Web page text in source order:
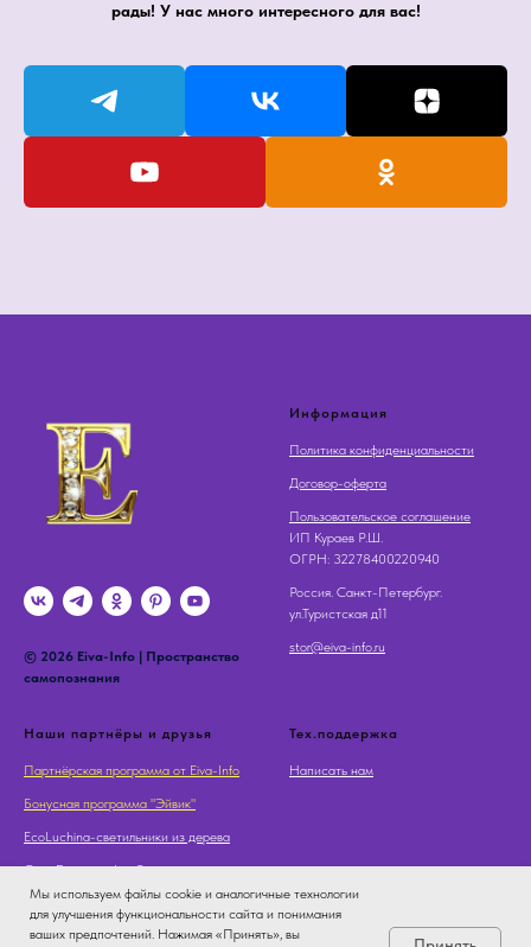
рады! У нас много интересного для вас!
© 2026 Eiva-Info | Пространство
самопознания
Информация
Политика конфиденциальности
Договор-оферта
Пользовательское соглашение
ИП Кураев Р.Ш.
OГРН: 32278400220940
Россия. Санкт-Петербург.
ул.Туристская д11
stor@eiva-info.ru
Наши партнёры и друзья
Партнёрская программа от Eiva-Info
Бонусная программа "Эйвик"
EcoLuchina-светильники из дерева
Суть Дерева - Арт Галерея
Тех.поддержка
Написать нам
Мы используем файлы cookie и аналогичные технологии
для улучшения функциональности сайта и понимания
ваших предпочтений. Нажимая «Принять», вы